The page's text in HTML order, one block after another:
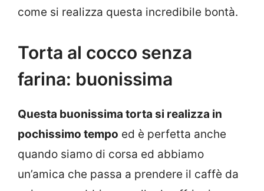
come si realizza questa incredibile bontà.
Torta al cocco senza
farina: buonissima
Questa buonissima torta si realizza in
pochissimo tempo ed è perfetta anche
quando siamo di corsa ed abbiamo
un’amica che passa a prendere il caffè da